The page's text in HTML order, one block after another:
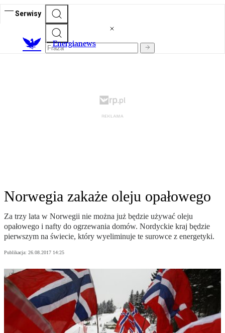
Serwisy
Energianews
Norwegia zakaże oleju opałowego
Za trzy lata w Norwegii nie można już będzie używać oleju
opałowego i nafty do ogrzewania domów. Nordyckie kraj będzie
pierwszym na świecie, który wyeliminuje te surowce z energetyki.
Publikacja: 26.08.2017 14:25